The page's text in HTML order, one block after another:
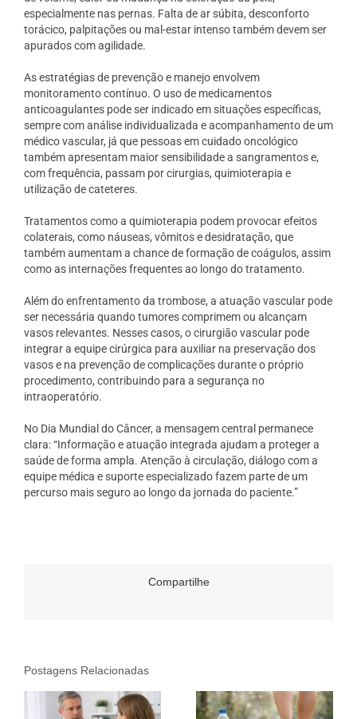
especialmente nas pernas. Falta de ar súbita, desconforto
torácico, palpitações ou mal-estar intenso também devem ser
apurados com agilidade.
As estratégias de prevenção e manejo envolvem
monitoramento contínuo. O uso de medicamentos
anticoagulantes pode ser indicado em situações específicas,
sempre com análise individualizada e acompanhamento de um
médico vascular, já que pessoas em cuidado oncológico
também apresentam maior sensibilidade a sangramentos e,
com frequência, passam por cirurgias, quimioterapia e
utilização de cateteres.
Tratamentos como a quimioterapia podem provocar efeitos
colaterais, como náuseas, vômitos e desidratação, que
também aumentam a chance de formação de coágulos, assim
como as internações frequentes ao longo do tratamento.
Além do enfrentamento da trombose, a atuação vascular pode
ser necessária quando tumores comprimem ou alcançam
vasos relevantes. Nesses casos, o cirurgião vascular pode
integrar a equipe cirúrgica para auxiliar na preservação dos
vasos e na prevenção de complicações durante o próprio
procedimento, contribuindo para a segurança no
intraoperatório.
No Dia Mundial do Câncer, a mensagem central permanece
clara: “Informação e atuação integrada ajudam a proteger a
saúde de forma ampla. Atenção à circulação, diálogo com a
equipe médica e suporte especializado fazem parte de um
percurso mais seguro ao longo da jornada do paciente.”
Compartilhe
Postagens Relacionadas